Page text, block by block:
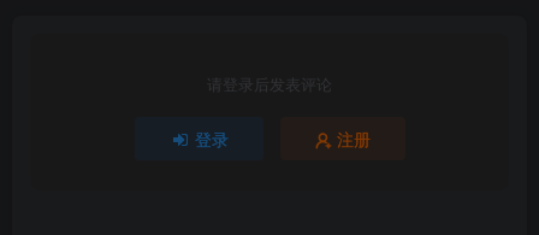
请登录后发表评论
登录 注册